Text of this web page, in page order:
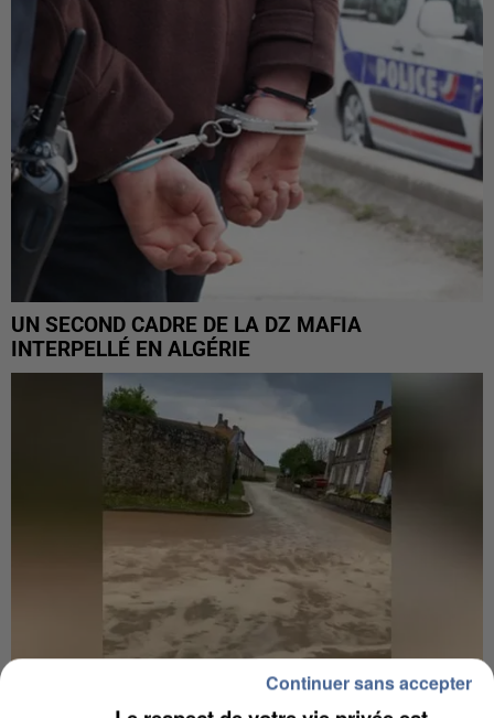
UN SECOND CADRE DE LA DZ MAFIA
INTERPELLÉ EN ALGÉRIE
Continuer sans accepter